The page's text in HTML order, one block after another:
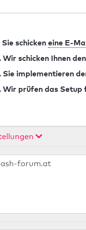
Sie schickeneine E-
Wir schicken Ihnen
Sie implementieren
Wir prüfen das Setup